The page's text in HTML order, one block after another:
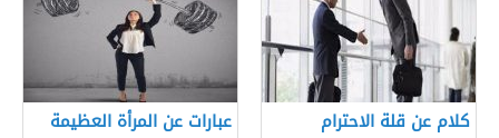
كلام عن قلة الاحترام عبارات عن المرأة العظيمة